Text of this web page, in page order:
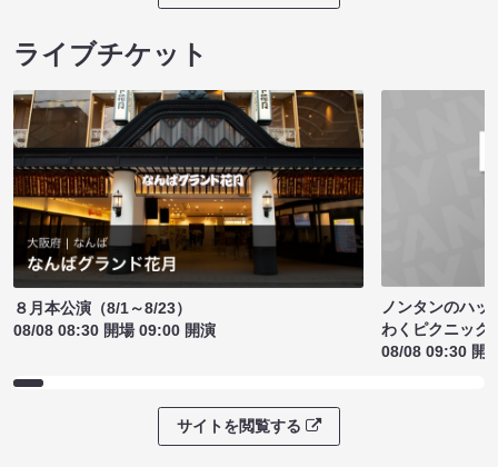
ライブチケット
８月本公演（8/1～8/23）
08/08 08:30 開場 09:00 開演
ノンタンのハッ
わくピクニック
08/08 09:30 開
サイトを閲覧する